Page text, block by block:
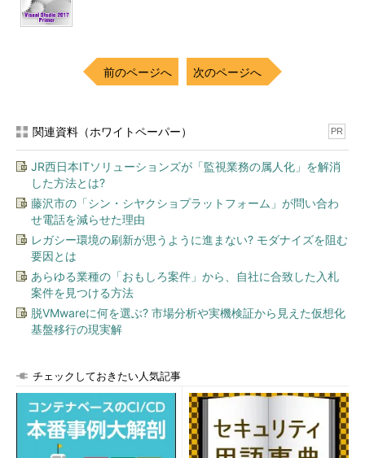
前のページへ 次のページへ
関連資料（ホワイトペーパー） PR
JR西日本ITソリューションズが「監視業務の属人化」を解消
した方法とは?
藤沢市の「シン・シヤクショプラットフォーム」が問い合わ
せ電話を減らせた理由
レガシー環境の刷新が思うように進まない? モダナイズを阻む
要因とは
あらゆる業種の「おもしろ案件」から、自社に合致した入札
案件を見つける方法
脱VMwareに何を選ぶ? 市場分析や実機検証から見えた仮想化
基盤移行の現実解
チェックしておきたい人気記事